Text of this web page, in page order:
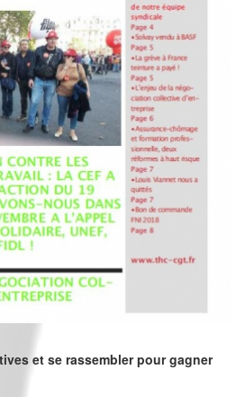
et se rassembler pour gagner